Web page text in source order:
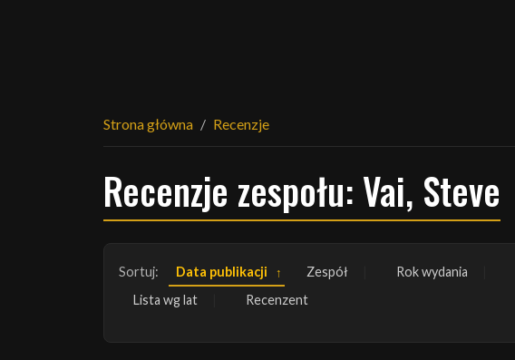
Strona główna Recenzje
Recenzje zespołu: Vai, Steve
Sortuj: Data publikacji Zespół Rok wydania
Lista wg lat
Recenzent